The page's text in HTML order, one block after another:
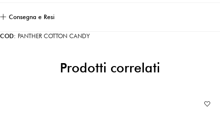
COD: PANTHER COTTON CANDY
Consegna e Resi
Prodotti correlati